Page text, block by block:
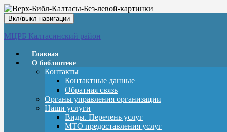
Вкл/выкл навигации
МЦРБ Калтасинский район
Главная
О библиотеке
Контакты
Контактные данные
Обратная связь
Органы управления организации
Наши услуги
Виды. Перечень услуг
МТО предоставления услуг